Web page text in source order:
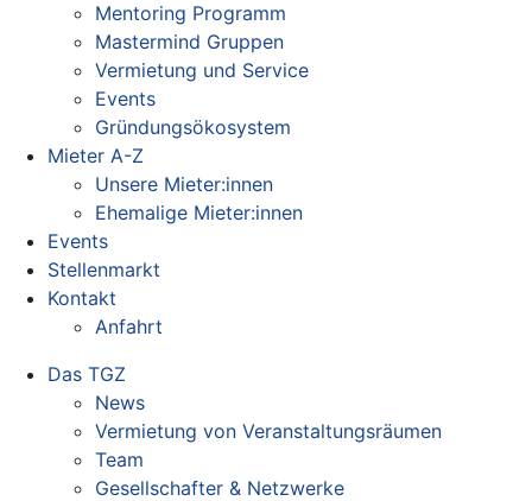
Mentoring Programm
Mastermind Gruppen
Vermietung und Service
Events
Gründungsökosystem
Mieter A-Z
Unsere Mieter:innen
Ehemalige Mieter:innen
Events
Stellenmarkt
Kontakt
Anfahrt
Das TGZ
News
Vermietung von Veranstaltungsräumen
Team
Gesellschafter & Netzwerke